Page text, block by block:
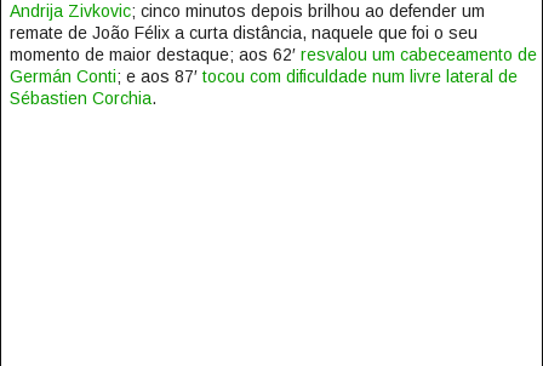
Andrija Zivkovic; cinco minutos depois brilhou ao defender um
remate de João Félix a curta distância, naquele que foi o seu
momento de maior destaque; aos 62′ resvalou um cabeceamento de
Germán Conti; e aos 87′ tocou com dificuldade num livre lateral de
Sébastien Corchia.